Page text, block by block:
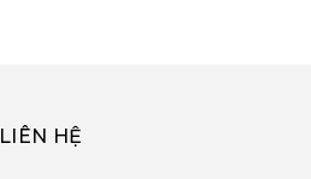
LIÊN HỆ